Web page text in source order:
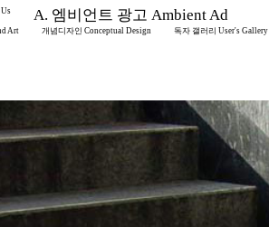
A. 엠비언트 광고 Ambient Ad
Art
개념디자인 Conceptual Design 독자 갤러리 User's Gallery